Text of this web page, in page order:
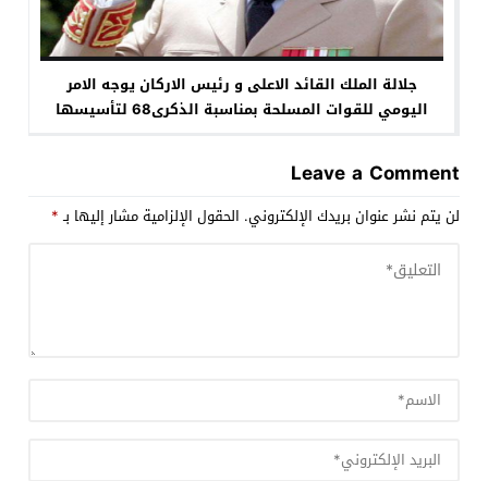
جلالة الملك القائد الاعلى و رئيس الاركان يوجه الامر
اليومي للقوات المسلحة بمناسبة الذكرى68 لتأسيسها
Leave a Comment
لن يتم نشر عنوان بريدك الإلكتروني. الحقول الإلزامية مشار إليها بـ*